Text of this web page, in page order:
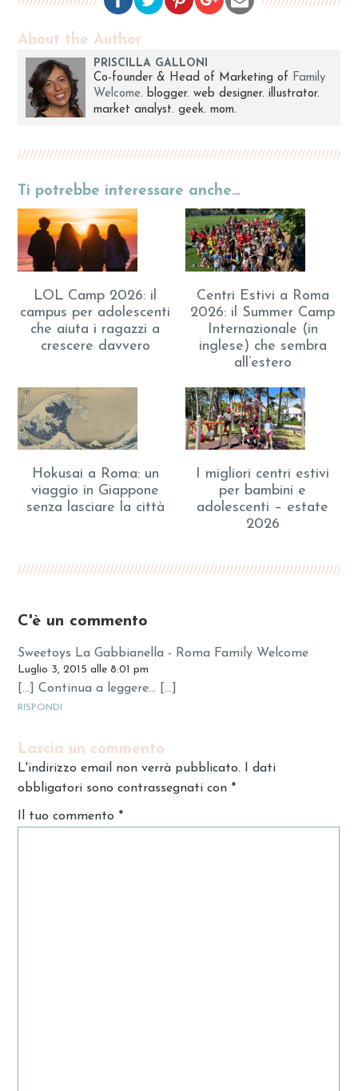
About the Author
PRISCILLA GALLONI
Co-founder & Head of Marketing of Family
Welcome. blogger. web designer. illustrator.
market analyst. geek. mom.
Ti potrebbe interessare anche…
LOL Camp 2026: il
campus per adolescenti
che aiuta i ragazzi a
crescere davvero
Centri Estivi a Roma
2026: il Summer Camp
Internazionale (in
inglese) che sembra
all’estero
Hokusai a Roma: un
viaggio in Giappone
senza lasciare la città
I migliori centri estivi
per bambini e
adolescenti – estate
2026
C'è un commento
Sweetoys La Gabbianella - Roma Family Welcome
Luglio 3, 2015 alle 8:01 pm
[…] Continua a leggere… […]
RISPONDI
Lascia un commento
L'indirizzo email non verrà pubblicato. I dati
obbligatori sono contrassegnati con *
Il tuo commento *